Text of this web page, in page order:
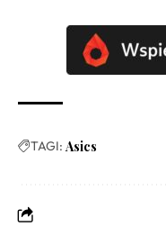
TAGI: Asics